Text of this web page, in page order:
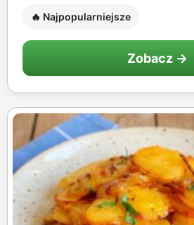
🔥 Najpopularniejsze
Zobacz →